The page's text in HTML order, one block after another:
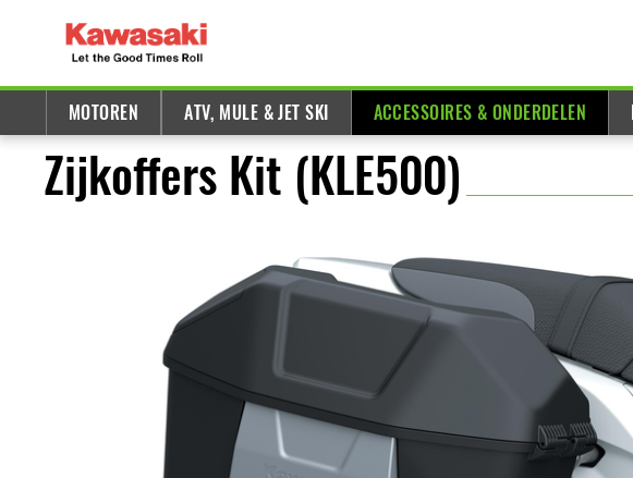
MOTOREN ATV, MULE & JET SKI ACCESSOIRES & ONDERDELEN
Zijkoffers Kit (KLE500)